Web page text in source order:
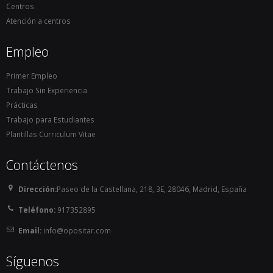
        En Aragón, a partir de la publicación del
regula la organización y funcionamiento de los
Salvamento de la Comunidad Autónoma de
Aragón,  publicado en el BOA de 17 de octubre de
2014, la categoría de Bombero se clasifica en el
Grupo C, subgrupo C1, que corresponde al Título
de Bachiller o técnico.
plaza sea para bombero conductor, pueden llegar
    Altura: no hay nada definido.
Normalmente estos requisitos deben cumplirse
en el momento de presentación de instancias. No
carnés de conducir cuando se vaya a tomar
Centros
Atención a centros
Empleo
Primer Empleo
Trabajo Sin Experiencia
Prácticas
Trabajo para Estudiantes
Plantillas Curriculum Vitae
Contáctenos
Dirección:Paseo de la Castellana, 218, 3E, 28046, Madrid, España
Teléfono: 917352895
Email:info@opositar.com
Síguenos